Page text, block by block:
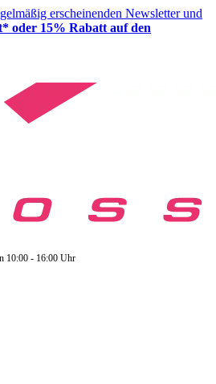
erscheinenden Newsletter und
oder 15% Rabatt auf den
10:00 - 16:00 Uhr